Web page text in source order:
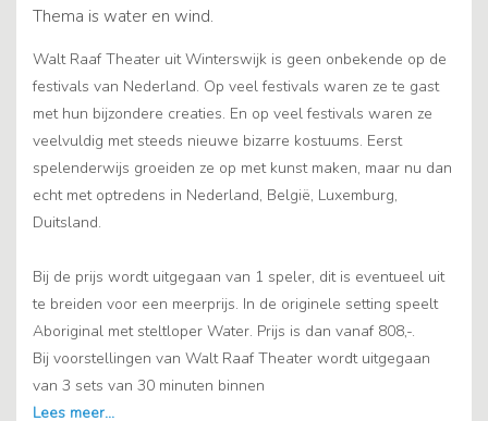
Thema is water en wind.
Walt Raaf Theater uit Winterswijk is geen onbekende op de
festivals van Nederland. Op veel festivals waren ze te gast
met hun bijzondere creaties. En op veel festivals waren ze
veelvuldig met steeds nieuwe bizarre kostuums. Eerst
spelenderwijs groeiden ze op met kunst maken, maar nu dan
echt met optredens in Nederland, België, Luxemburg,
Duitsland.
Bij de prijs wordt uitgegaan van 1 speler, dit is eventueel uit
te breiden voor een meerprijs. In de originele setting speelt
Aboriginal met steltloper Water. Prijs is dan vanaf 808,-.
Bij voorstellingen van Walt Raaf Theater wordt uitgegaan
van 3 sets van 30 minuten binnen